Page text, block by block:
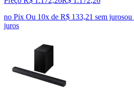
no Pix Ou 10x de R$ 133,21 sem jurosou
juros